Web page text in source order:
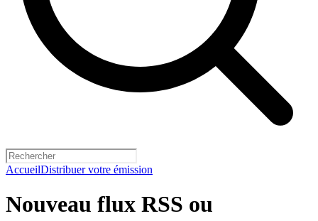
AccueilDistribuer votre émission
Nouveau flux RSS ou